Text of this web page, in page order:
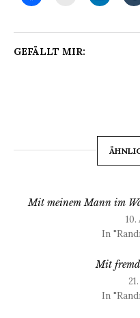
GEFÄLLT MIR:
Mit meinem Mann im
10.
In
Mit
In